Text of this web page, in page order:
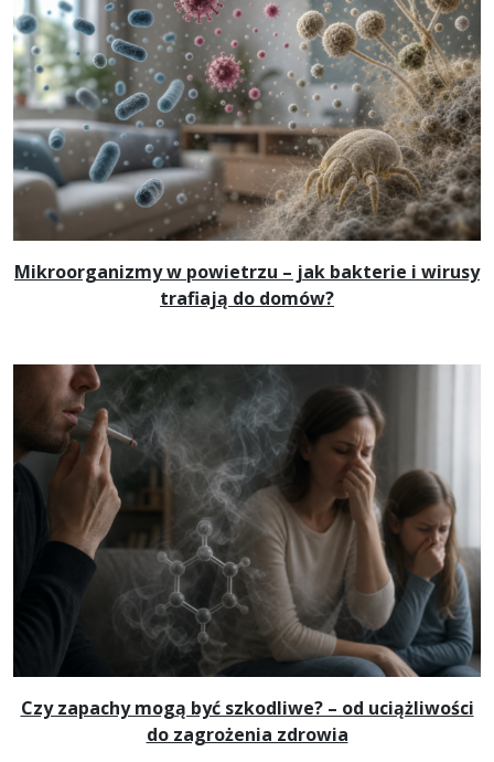
Mikroorganizmy w powietrzu – jak bakterie i wirusy
trafiają do domów?
Czy zapachy mogą być szkodliwe? – od uciążliwości
do zagrożenia zdrowia